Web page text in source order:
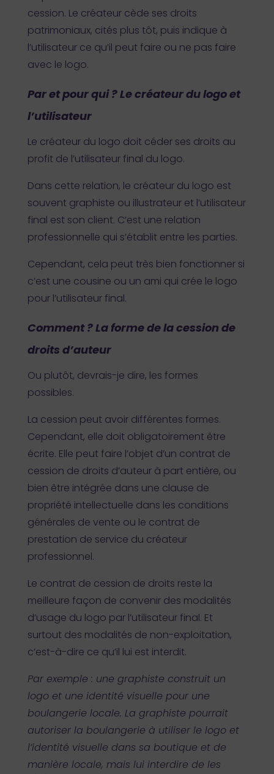
cession. Le créateur cède ses droits
patrimoniaux, cités plus tôt, puis indique à
l’utilisateur ce qu’il peut faire ou ne pas faire
avec le logo.
Par et pour qui ? Le créateur du logo et
l’utilisateur
Le créateur du logo doit céder ses droits au
profit de l’utilisateur final du logo.
Dans cette relation, le créateur du logo est
souvent graphiste ou illustrateur et l’utilisateur
final est son client. C’est une relation
professionnelle qui s’établit entre les parties.
Cependant, cela peut très bien fonctionner si
c’est une cousine ou un ami qui crée le logo
pour l’utilisateur final.
Comment ? La forme de la cession de
droits d’auteur
Ou plutôt, devrais-je dire, les formes
possibles.
La cession peut avoir différentes formes.
Cependant, elle doit obligatoirement être
écrite. Elle peut faire l’objet d’un contrat de
cession de droits d’auteur à part entière, ou
bien être intégrée dans une clause de
propriété intellectuelle dans les conditions
générales de vente ou le contrat de
prestation de service du créateur
professionnel.
Le contrat de cession de droits reste la
meilleure façon de convenir des modalités
d’usage du logo par l’utilisateur final. Et
surtout des modalités de non-exploitation,
c’est-à-dire ce qu’il lui est interdit.
Par exemple : une graphiste construit un
logo et une identité visuelle pour une
boulangerie locale. La graphiste pourrait
autoriser la boulangerie à utiliser le logo et
l’identité visuelle dans sa boutique et de
manière locale, mais lui interdire de les